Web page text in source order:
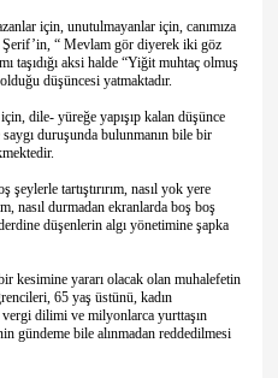
için, unutulmayanlar için, canımıza
“ Mevlam gör diyerek iki göz
taşıdığı aksi halde “Yiğit muhtaç olmuş
düşüncesi yatmaktadır.
dile- yüreğe yapışıp kalan düşünce
duruşunda bulunmanın bile bir
tartıştırırım, nasıl yok yere
nasıl durmadan ekranlarda boş boş
düşenlerin algı yönetimine şapka
kesimine yararı olacak olan muhalefetin
65 yaş üstünü, kadın
vergi dilimi ve milyonlarca yurttaşın
gündeme bile alınmadan reddedilmesi